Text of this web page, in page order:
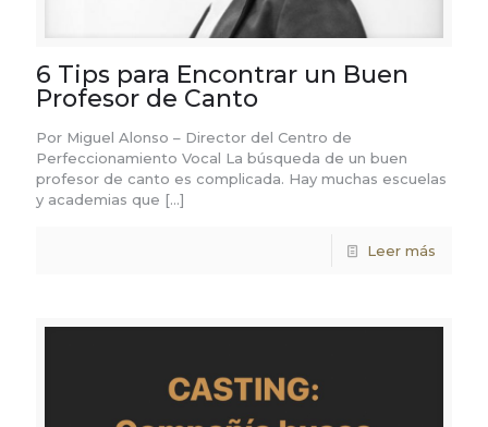
6 Tips para Encontrar un Buen
Profesor de Canto
Por Miguel Alonso – Director del Centro de
Perfeccionamiento Vocal La búsqueda de un buen
profesor de canto es complicada. Hay muchas escuelas
y academias que […]
Leer más